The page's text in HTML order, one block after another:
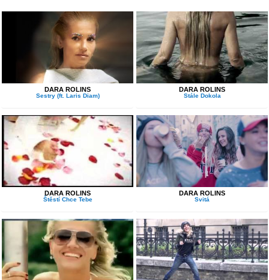
DARA ROLINS
Sestry (ft. Laris Diam)
DARA ROLINS
Stále Dokola
DARA ROLINS
Štěstí Chce Tebe
DARA ROLINS
Svitá